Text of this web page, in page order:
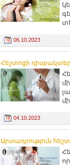
06.10.2023
Հեշտոցի
04.10.2023
Արտադրություն